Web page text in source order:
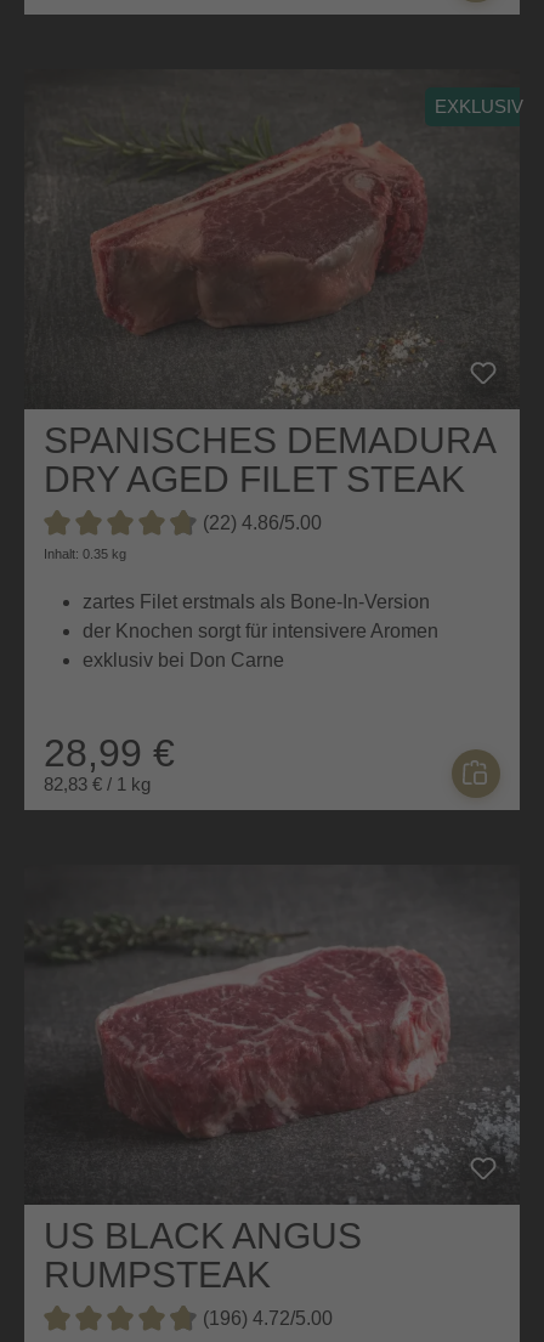
EXKLUSIV
SPANISCHES DEMADURA
DRY AGED FILET STEAK
BONE IN
Durchschnittliche Bewertung von 4.8 von 5 Sternen
(22) 4.86/5.00
Inhalt: 0.35 kg
zartes Filet erstmals als Bone-In-Version
der Knochen sorgt für intensivere Aromen
exklusiv bei Don Carne
28,99 €
82,83 € / 1 kg
US BLACK ANGUS
RUMPSTEAK
(196) 4.72/5.00